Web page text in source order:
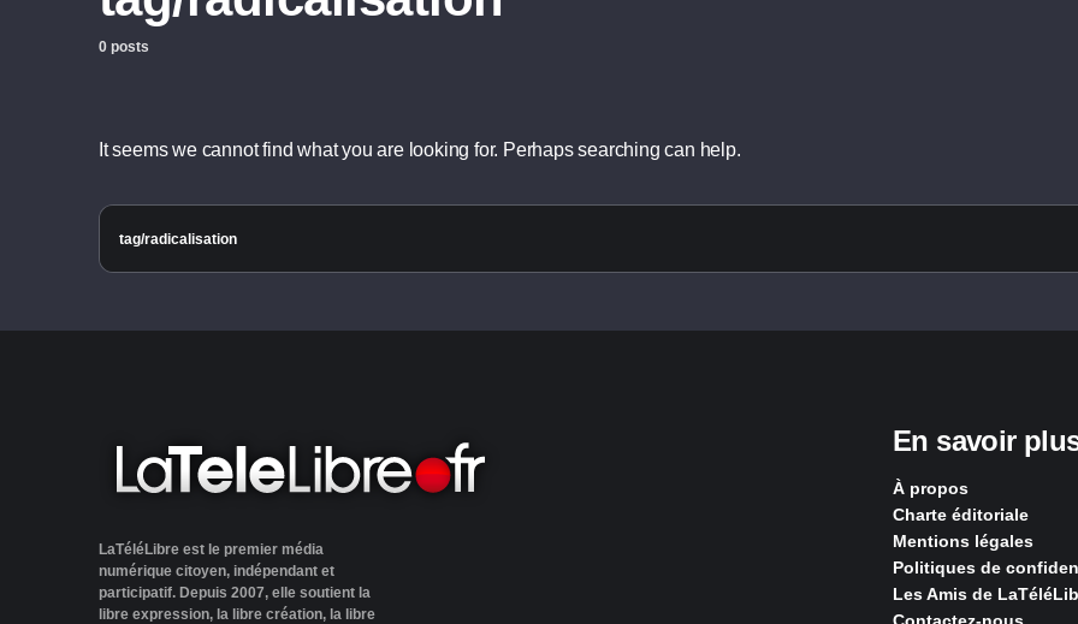
0 posts
It seems we cannot find what you are looking for. Perhaps searching can help.
LaTéléLibre est le premier média
numérique citoyen, indépendant et
participatif. Depuis 2007, elle soutient la
libre expression, la libre création, la libre
En savoir
À propos
Charte éditoriale
Mentions légales
Politiques de
Les Amis de